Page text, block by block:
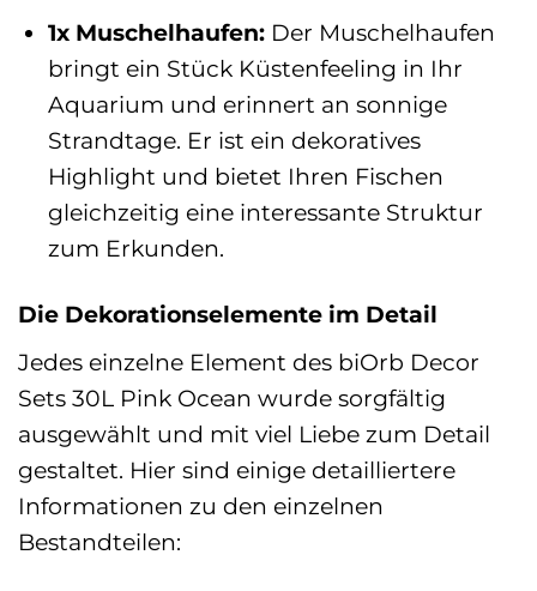
1x Muschelhaufen:Der Muschelhaufen
bringt ein Stück Küstenfeeling in Ihr
Aquarium und erinnert an sonnige
Strandtage. Er ist ein dekoratives
Highlight und bietet Ihren Fischen
gleichzeitig eine interessante Struktur
zum Erkunden.
Die Dekorationselemente im Detail
Jedes einzelne Element des biOrb Decor
Sets 30L Pink Ocean wurde sorgfältig
ausgewählt und mit viel Liebe zum Detail
gestaltet. Hier sind einige detailliertere
Informationen zu den einzelnen
Bestandteilen: